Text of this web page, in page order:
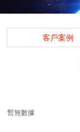
客戶案例
暫無數據